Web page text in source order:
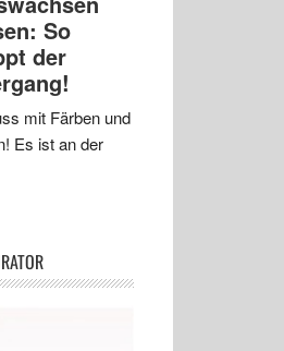
So
der
mit Färben und
Es ist an der